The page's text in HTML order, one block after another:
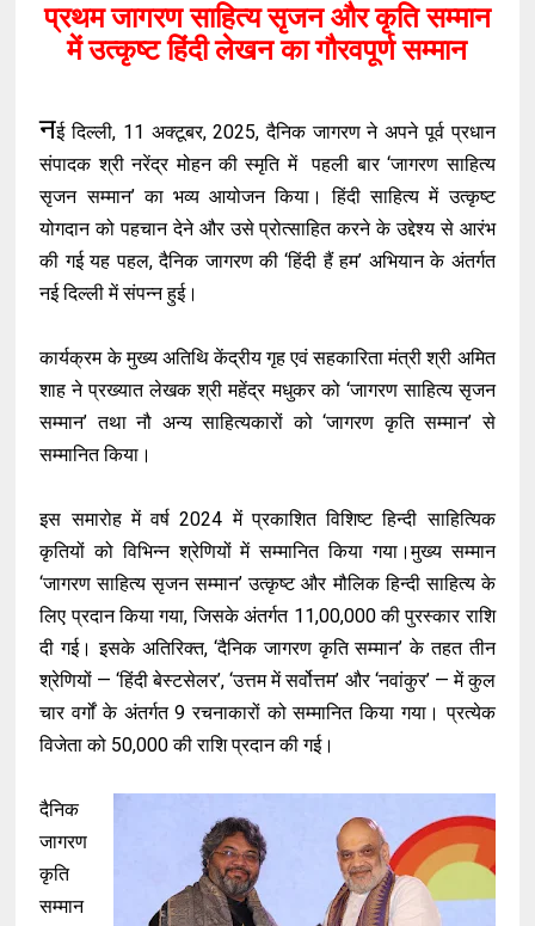
प्रथम जागरण साहित्य सृजन और कृति सम्मान
में उत्कृष्ट हिंदी लेखन का गौरवपूर्ण सम्मान
नई दिल्ली, 11 अक्टूबर, 2025, दैनिक जागरण ने अपने पूर्व प्रधान
संपादक श्री नरेंद्र मोहन की स्मृति में पहली बार ‘जागरण साहित्य
सृजन सम्मान’ का भव्य आयोजन किया। हिंदी साहित्य में उत्कृष्ट
योगदान को पहचान देने और उसे प्रोत्साहित करने के उद्देश्य से आरंभ
की गई यह पहल, दैनिक जागरण की ‘हिंदी हैं हम’ अभियान के अंतर्गत
नई दिल्ली में संपन्न हुई।
कार्यक्रम के मुख्य अतिथि केंद्रीय गृह एवं सहकारिता मंत्री श्री अमित
शाह ने प्रख्यात लेखक श्री महेंद्र मधुकर को ‘जागरण साहित्य सृजन
सम्मान’ तथा नौ अन्य साहित्यकारों को ‘जागरण कृति सम्मान’ से
सम्मानित किया।
इस समारोह में वर्ष 2024 में प्रकाशित विशिष्ट हिन्दी साहित्यिक
कृतियों को विभिन्न श्रेणियों में सम्मानित किया गया।मुख्य सम्मान
‘जागरण साहित्य सृजन सम्मान’ उत्कृष्ट और मौलिक हिन्दी साहित्य के
लिए प्रदान किया गया, जिसके अंतर्गत ₹11,00,000 की पुरस्कार राशि
दी गई। इसके अतिरिक्त, ‘दैनिक जागरण कृति सम्मान’ के तहत तीन
श्रेणियों — ‘हिंदी बेस्टसेलर’, ‘उत्तम में सर्वोत्तम’ और ‘नवांकुर’ — में कुल
चार वर्गों के अंतर्गत 9 रचनाकारों को सम्मानित किया गया। प्रत्येक
विजेता को ₹50,000 की राशि प्रदान की गई।
दैनिक
जागरण
कृति
सम्मान